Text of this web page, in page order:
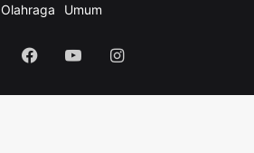
Olahraga
Umum
RSS FacebookYouTubeInstagram